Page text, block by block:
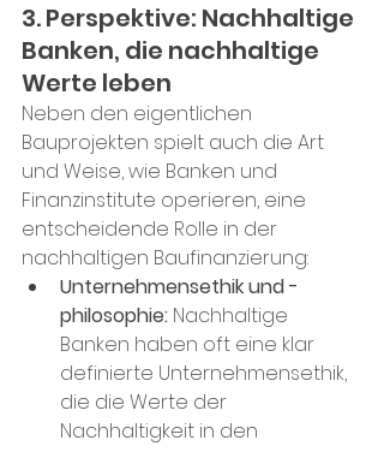
3. Perspektive: Nachhaltige
Banken, die nachhaltige
Werte leben
Neben den eigentlichen
Bauprojekten spielt auch die Art
und Weise, wie Banken und
Finanzinstitute operieren, eine
entscheidende Rolle in der
nachhaltigen Baufinanzierung:
Unternehmensethik und -
philosophie: Nachhaltige
Banken haben oft eine klar
definierte Unternehmensethik,
die die Werte der
Nachhaltigkeit in den